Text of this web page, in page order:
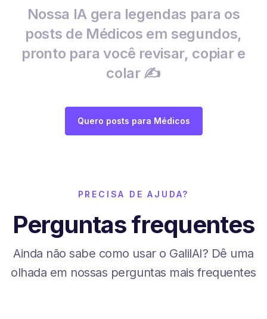
Nossa IA gera legendas para os
posts de Médicos em segundos,
pronto para você revisar, copiar e
colar ✍️
Quero posts para Médicos
PRECISA DE AJUDA?
Perguntas frequentes
Ainda não sabe como usar o GalilAI? Dê uma
olhada em nossas perguntas mais frequentes